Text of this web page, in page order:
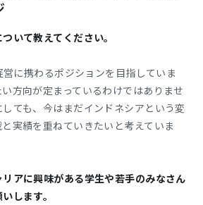
いて教えてください。
に携わるポジションを目指していま
方向が定まっているわけではありませ
ても、今はまだインドネシアという変
実績を重ねていきたいと考えていま
アに興味がある学生や若手のみなさん
します。